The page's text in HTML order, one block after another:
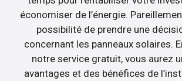
économiser de l’énergie.
possibilité de prendre une
concernant les panneaux solaires.
notre service gratuit, vous aurez
avantages et des bénéfices de